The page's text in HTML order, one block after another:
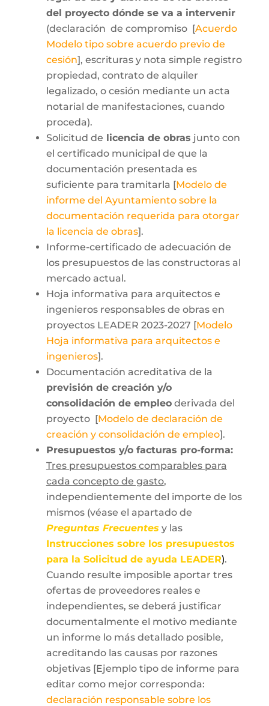
del proyecto dónde se va a intervenir
(declaración de compromiso [Acuerdo
Modelo tipo sobre acuerdo previo de
cesión], escrituras y nota simple registro
propiedad, contrato de alquiler
legalizado, o cesión mediante un acta
notarial de manifestaciones, cuando
proceda).
Solicitud de licencia de obras junto con
el certificado municipal de que la
documentación presentada es
suficiente para tramitarla [Modelo de
informe del Ayuntamiento sobre la
documentación requerida para otorgar
la licencia de obras].
Informe-certificado de adecuación de
los presupuestos de las constructoras al
mercado actual.
Hoja informativa para arquitectos e
ingenieros responsables de obras en
proyectos LEADER 2023-2027 [Modelo
Hoja informativa para arquitectos e
ingenieros].
Documentación acreditativa de la
previsión de creación y/o
consolidación de empleoderivada del
proyecto [Modelo de declaración de
creación y consolidación de empleo].
Presupuestos y/o facturas pro-forma:
Tres presupuestos comparables para
cada concepto de gasto,
independientemente del importe de los
mismos (véase el apartado de
Preguntas Frecuentesy las
Instrucciones sobre los presupuestos
para la Solicitud de ayuda LEADER).
Cuando resulte imposible aportar tres
ofertas de proveedores reales e
independientes, se deberá justificar
documentalmente el motivo mediante
un informe lo más detallado posible,
acreditando las causas por razones
objetivas [Ejemplo tipo de informe para
editar como mejor corresponda:
declaración responsable sobre los